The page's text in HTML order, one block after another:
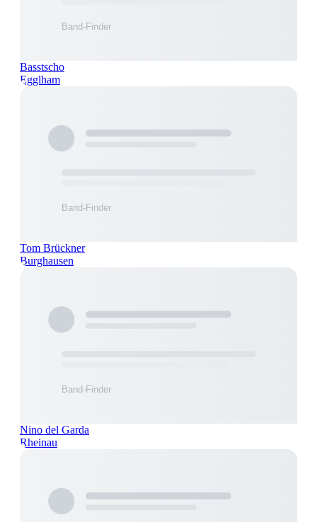
Basstscho
Egglham
Tom Brückner
Burghausen
Nino del Garda
Rheinau